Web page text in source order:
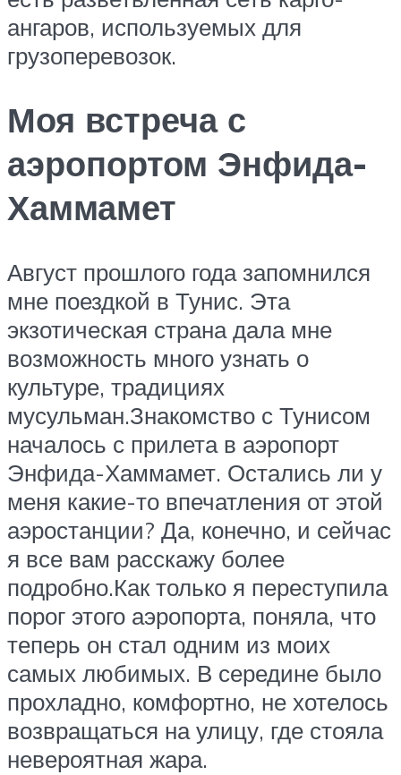
ангаров, используемых для
грузоперевозок.
Моя встреча с
аэропортом Энфида-
Хаммамет
Август прошлого года запомнился
мне поездкой в Тунис. Эта
экзотическая страна дала мне
возможность много узнать о
культуре, традициях
мусульман.Знакомство с Тунисом
началось с прилета в аэропорт
Энфида-Хаммамет. Остались ли у
меня какие-то впечатления от этой
аэростанции? Да, конечно, и сейчас
я все вам расскажу более
подробно.Как только я переступила
порог этого аэропорта, поняла, что
теперь он стал одним из моих
самых любимых. В середине было
прохладно, комфортно, не хотелось
возвращаться на улицу, где стояла
невероятная жара.